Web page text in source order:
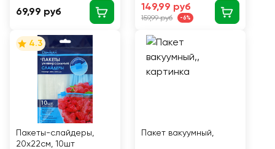
69,99 руб 149,99 руб
159,99 руб -6%
4.3
Пакеты-слайдеры,
20х22см, 10шт
Пакет вакуумный,